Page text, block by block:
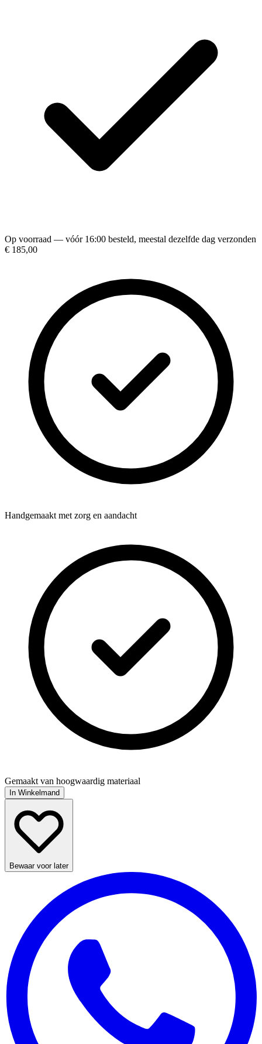
Op voorraad — vóór 16:00 besteld, meestal dezelfde dag verzonden
€ 185,00
Handgemaakt met zorg en aandacht
Gemaakt van hoogwaardig materiaal
In Winkelmand
Bewaar voor later